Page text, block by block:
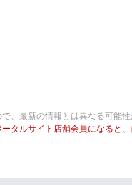
、最新の情報とは異なる可能
タルサイト店舗会員になると